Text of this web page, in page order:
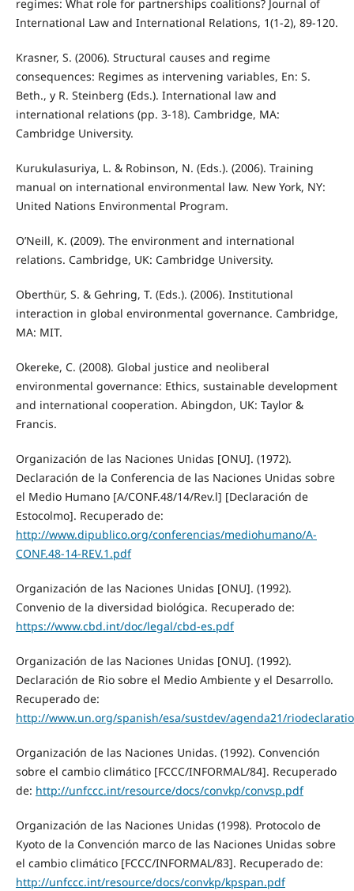
regimes: What role for partnerships coalitions? Journal of
International Law and International Relations, 1(1-2), 89-120.
Krasner, S. (2006). Structural causes and regime
consequences: Regimes as intervening variables, En: S.
Beth., y R. Steinberg (Eds.). International law and
international relations (pp. 3-18). Cambridge, MA:
Cambridge University.
Kurukulasuriya, L. & Robinson, N. (Eds.). (2006). Training
manual on international environmental law. New York, NY:
United Nations Environmental Program.
O’Neill, K. (2009). The environment and international
relations. Cambridge, UK: Cambridge University.
Oberthür, S. & Gehring, T. (Eds.). (2006). Institutional
interaction in global environmental governance. Cambridge,
MA: MIT.
Okereke, C. (2008). Global justice and neoliberal
environmental governance: Ethics, sustainable development
and international cooperation. Abingdon, UK: Taylor &
Francis.
Organización de las Naciones Unidas [ONU]. (1972).
Declaración de la Conferencia de las Naciones Unidas sobre
el Medio Humano [A/CONF.48/14/Rev.l] [Declaración de
Estocolmo]. Recuperado de:
http://www.dipublico.org/conferencias/mediohumano/A-
CONF.48-14-REV.1.pdf
Organización de las Naciones Unidas [ONU]. (1992).
Convenio de la diversidad biológica. Recuperado de:
https://www.cbd.int/doc/legal/cbd-es.pdf
Organización de las Naciones Unidas [ONU]. (1992).
Declaración de Rio sobre el Medio Ambiente y el Desarrollo.
Recuperado de:
http://www.un.org/spanish/esa/sustdev/agenda21/
Organización de las Naciones Unidas. (1992). Convención
sobre el cambio climático [FCCC/INFORMAL/84]. Recuperado
de: http://unfccc.int/resource/docs/convkp/convsp.pdf
Organización de las Naciones Unidas (1998). Protocolo de
Kyoto de la Convención marco de las Naciones Unidas sobre
el cambio climático [FCCC/INFORMAL/83]. Recuperado de:
http://unfccc.int/resource/docs/convkp/kpspan.pdf